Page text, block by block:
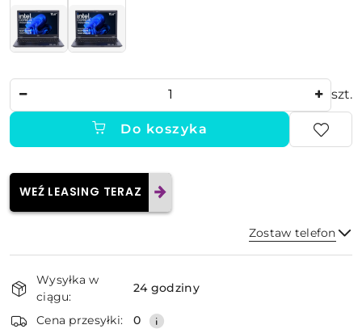
szt.
Do koszyka
WEŹ LEASING TERAZ
Zostaw telefon
Dostępność
i
dostawa
Wysyłka w
ciągu:
24 godziny
Cena przesyłki: 0